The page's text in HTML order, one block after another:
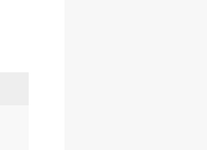
стимулирует
укрепляет
участвует в
является
смягчает
омолаживает